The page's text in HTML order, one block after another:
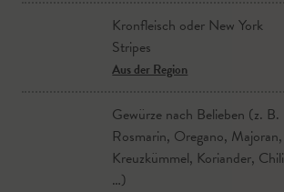
Kronfleisch oder New York
Stripes
Aus der Region
Gewürze nach Belieben (z. B.
Rosmarin, Oregano, Majoran,
Kreuzkümmel, Koriander, Chili
…)